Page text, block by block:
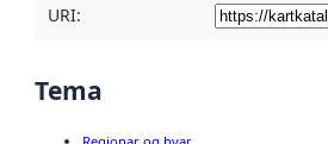
URI:
Tema